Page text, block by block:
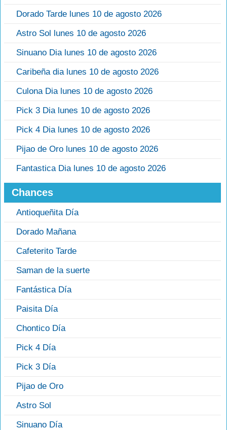
Dorado Tarde lunes 10 de agosto 2026
Astro Sol lunes 10 de agosto 2026
Sinuano Dia lunes 10 de agosto 2026
Caribeña dia lunes 10 de agosto 2026
Culona Dia lunes 10 de agosto 2026
Pick 3 Dia lunes 10 de agosto 2026
Pick 4 Dia lunes 10 de agosto 2026
Pijao de Oro lunes 10 de agosto 2026
Fantastica Dia lunes 10 de agosto 2026
Chances
Antioqueñita Día
Dorado Mañana
Cafeterito Tarde
Saman de la suerte
Fantástica Día
Paisita Día
Chontico Día
Pick 4 Día
Pick 3 Día
Pijao de Oro
Astro Sol
Sinuano Día